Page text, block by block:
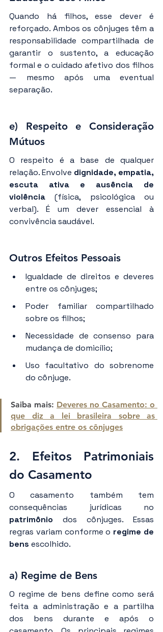
Quando há filhos, esse dever é
reforçado. Ambos os cônjuges têm a
responsabilidade compartilhada de
garantir o sustento, a educação
formal e o cuidado afetivo dos filhos
— mesmo após uma eventual
separação.
e) Respeito e Consideração
Mútuos
O respeito é a base de qualquer
relação. Envolve dignidade, empatia,
escuta ativa e ausência de
violência (física, psicológica ou
verbal). É um dever essencial à
convivência saudável.
Outros Efeitos Pessoais
Igualdade de direitos e deveres
entre os cônjuges;
Poder familiar compartilhado
sobre os filhos;
Necessidade de consenso para
mudança de domicílio;
Uso facultativo do sobrenome
do cônjuge.
Saiba mais: Deveres no Casamento: o
que diz a lei brasileira sobre as
obrigações entre os cônjuges
2. Efeitos Patrimoniais
do Casamento
O casamento também tem
patrimônio dos cônjuges. Essas
regras variam conforme o regime de
bens escolhido.
a) Regime de Bens
O regime de bens define como será
feita a administração e a partilha
dos bens durante e após o